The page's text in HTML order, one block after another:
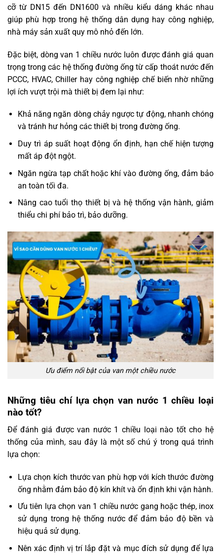
cỡ từ DN15 đến DN1600 và nhiều kiểu dáng khác nhau
giúp phù hợp trong hệ thống dân dụng hay công nghiệp,
nhà máy sản xuất quy mô nhỏ đến lớn.
Đặc biệt, dòng van 1 chiều nước luôn được đánh giá quan
trọng trong các hệ thống đường ống từ cấp thoát nước đến
PCCC, HVAC, Chiller hay công nghiệp chế biến nhờ những
lợi ích vượt trội mà thiết bị đem lại như:
Khả năng ngăn dòng chảy ngược tự động, nhanh chóng
và tránh hư hỏng các thiết bị trong đường ống.
Duy trì áp suất hoạt động ổn định, hạn chế hiện tượng
mất áp đột ngột.
Ngăn ngừa tạp chất hoặc khí vào đường ống, đảm bảo
an toàn tối đa.
Nâng cao tuổi thọ thiết bị và hệ thống vận hành, giảm
thiểu chi phí bảo trì, bảo dưỡng.
Ưu điểm nổi bật của van một chiều nước
Những tiêu chí lựa chọn van nước 1 chiều loại
nào tốt?
Để đánh giá được van nước 1 chiều loại nào tốt cho hệ
thống của mình, sau đây là một số chú ý trong quá trình
lựa chọn:
Lựa chọn kích thước van phù hợp với kích thước đường
ống nhằm đảm bảo độ kín khít và ổn định khi vận hành.
Ưu tiên lựa chọn van 1 chiều nước gang hoặc thép, inox
sử dụng trong hệ thống nước để đảm bảo độ bền và
hiệu quả sử dụng.
Nên xác định vị trí lắp đặt và mục đích sử dụng để lựa